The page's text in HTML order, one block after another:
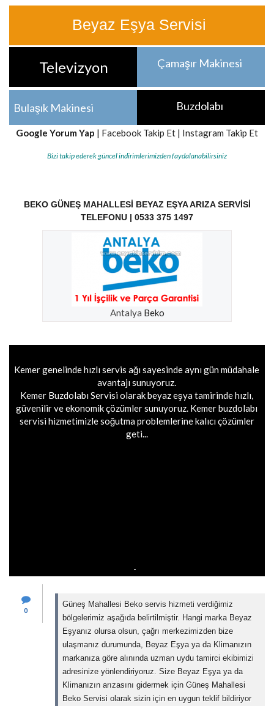
Beyaz Eşya Servisi
Televizyon Çamaşır Makinesi
Bulaşık Makinesi Buzdolabı
Google Yorum Yap | Facebook Takip Et | Instagram Takip Et
Bizi takip ederek güncel indirimlerimizden faydalanabilirsiniz
BEKO GÜNEŞ MAHALLESI BEYAZ EŞYA ARIZA SERVISI
TELEFONU | 0533 375 1497
Antalya Beko
Kemer genelinde hızlı servis ağı sayesinde aynı gün müdahale
avantajı sunuyoruz.
Kemer Buzdolabı Servisi olarak beyaz eşya tamirinde hızlı,
güvenilir ve ekonomik çözümler sunuyoruz. Kemer buzdolabı
servisi hizmetimizle soğutma problemlerine kalıcı çözümler
geti...
0
Güneş Mahallesi Beko servis hizmeti verdiğimiz
bölgelerimiz aşağıda belirtilmiştir. Hangi marka Beyaz
Eşyanız olursa olsun, çağrı merkezimizden bize
ulaşmanız durumunda, Beyaz Eşya ya da Klimanızın
markanıza göre alınında uzman uydu tamirci ekibimizi
adresinize yönlendiriyoruz. Size Beyaz Eşya ya da
Klimanızın arızasını gidermek için Güneş Mahallesi
Beko Servisi olarak sizin için en uygun teklif bildiriyor